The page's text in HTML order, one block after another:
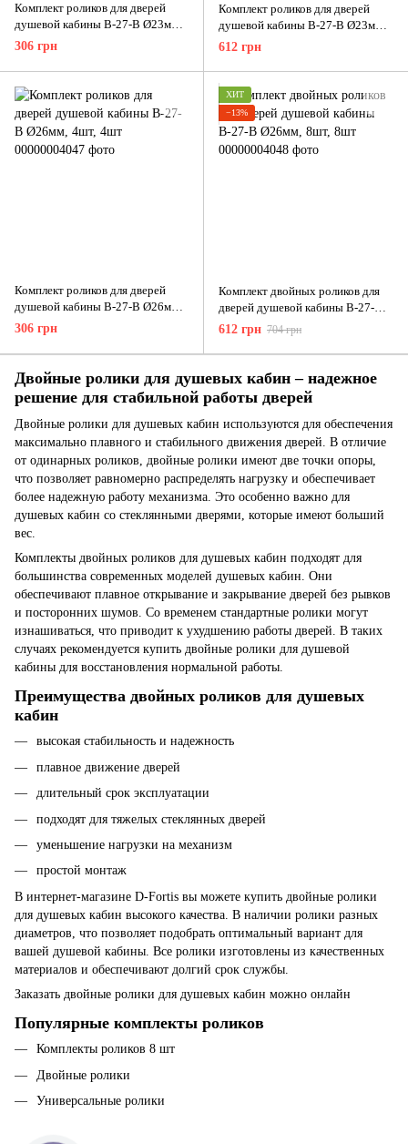
Комплект роликов для дверей
душевой кабины В-27-В Ø23мм,
4шт, 4шт
306 грн
Комплект роликов для дверей
душевой кабины В-27-В Ø23мм,
8шт, 8шт
612 грн
Комплект роликов для дверей
душевой кабины В-27-В Ø26мм,
4шт, 4шт
306 грн
ХИТ
−13%
Комплект двойных роликов для
дверей душевой кабины В-27-В
Ø26мм, 8шт, 8шт
612 грн 704 грн
Двойные ролики для душевых кабин – надежное
решение для стабильной работы дверей
Двойные ролики для душевых кабин используются для обеспечения
максимально плавного и стабильного движения дверей. В отличие
от одинарных роликов, двойные ролики имеют две точки опоры,
что позволяет равномерно распределять нагрузку и обеспечивает
более надежную работу механизма. Это особенно важно для
душевых кабин со стеклянными дверями, которые имеют больший
вес.
Комплекты двойных роликов для душевых кабин подходят для
большинства современных моделей душевых кабин. Они
обеспечивают плавное открывание и закрывание дверей без рывков
и посторонних шумов. Со временем стандартные ролики могут
изнашиваться, что приводит к ухудшению работы дверей. В таких
случаях рекомендуется купить двойные ролики для душевой
кабины для восстановления нормальной работы.
Преимущества двойных роликов для душевых
кабин
высокая стабильность и надежность
плавное движение дверей
длительный срок эксплуатации
подходят для тяжелых стеклянных дверей
уменьшение нагрузки на механизм
простой монтаж
В интернет-магазине D-Fortis вы можете купить двойные ролики
для душевых кабин высокого качества. В наличии ролики разных
диаметров, что позволяет подобрать оптимальный вариант для
вашей душевой кабины. Все ролики изготовлены из качественных
материалов и обеспечивают долгий срок службы.
Заказать двойные ролики для душевых кабин можно онлайн
Популярные комплекты роликов
Комплекты роликов 8 шт
Двойные ролики
Универсальные ролики